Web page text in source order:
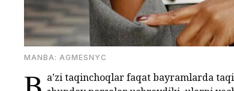
MANBA: AGMESNYC
a’zi taqinchoqlar faqat bayramlarda